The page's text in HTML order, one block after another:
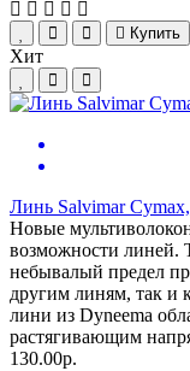
Купить
Хит
Линь Salvimar
Новые
возможности линей.
небывалый предел
другим линям, так и
лини из Dyneema
растягивающим
130.00р.